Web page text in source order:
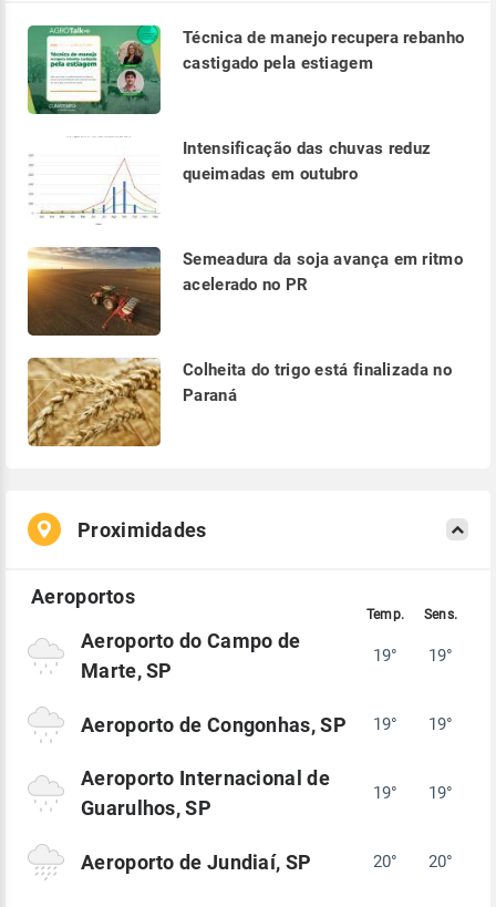
Técnica de manejo recupera rebanho
castigado pela estiagem
Intensificação das chuvas reduz
queimadas em outubro
Semeadura da soja avança em ritmo
acelerado no PR
Colheita do trigo está finalizada no
Paraná
Proximidades
Aeroporto do Campo de
Marte, SP
19° 19°
Aeroporto de Congonhas, SP 19° 19°
Aeroporto Internacional de
Guarulhos, SP
19° 19°
Aeroporto de Jundiaí, SP 20° 20°